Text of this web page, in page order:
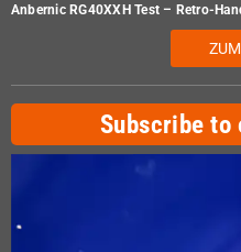
Anbernic RG40XXH Test – Retro-
Subscribe to